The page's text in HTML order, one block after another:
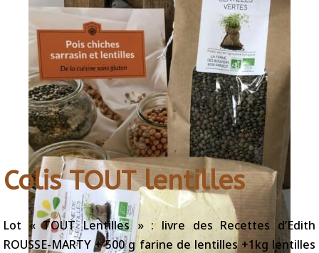
Colis TOUT lentilles
Lot « TOUT Lentilles » : livre des Recettes d’Edith
ROUSSE-MARTY + 500 g farine de lentilles +1kg lentilles